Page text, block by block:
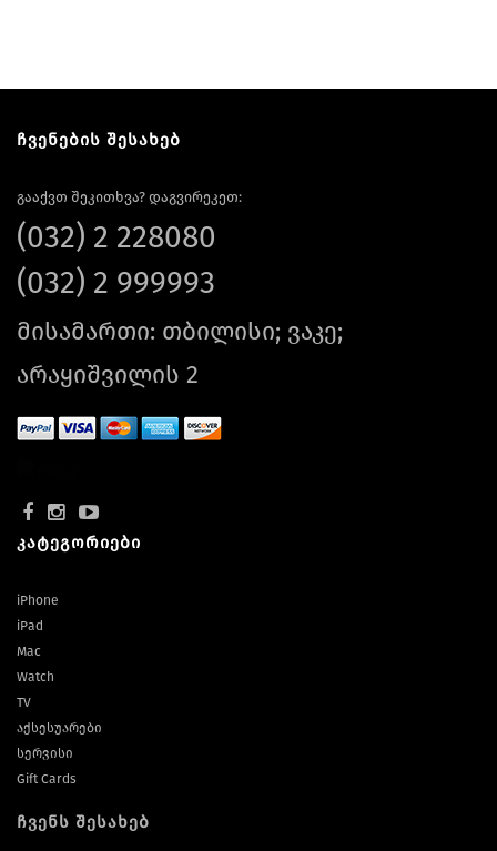
ჩვენების შესახებ
გააქვთ შეკითხვა? დაგვირეკეთ:
(032) 2 228080
(032) 2 999993
მისამართი: თბილისი; ვაკე;
არაყიშვილის 2
კატეგორიები
iPhone
iPad
Mac
Watch
TV
აქსესუარები
სერვისი
Gift Cards
ჩვენს შესახებ